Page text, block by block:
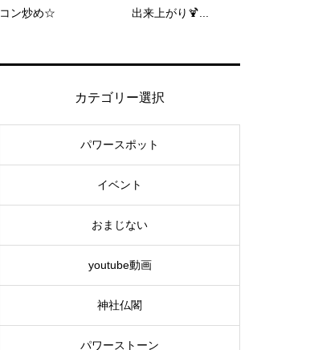
コン炒め☆
出来上がり🍹...
カテゴリー選択
パワースポット
イベント
おまじない
youtube動画
神社仏閣
パワーストーン